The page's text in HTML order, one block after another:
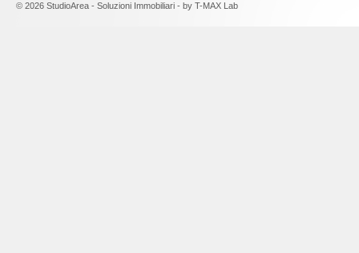
© 2026 StudioArea - Soluzioni Immobiliari - by T-MAX Lab